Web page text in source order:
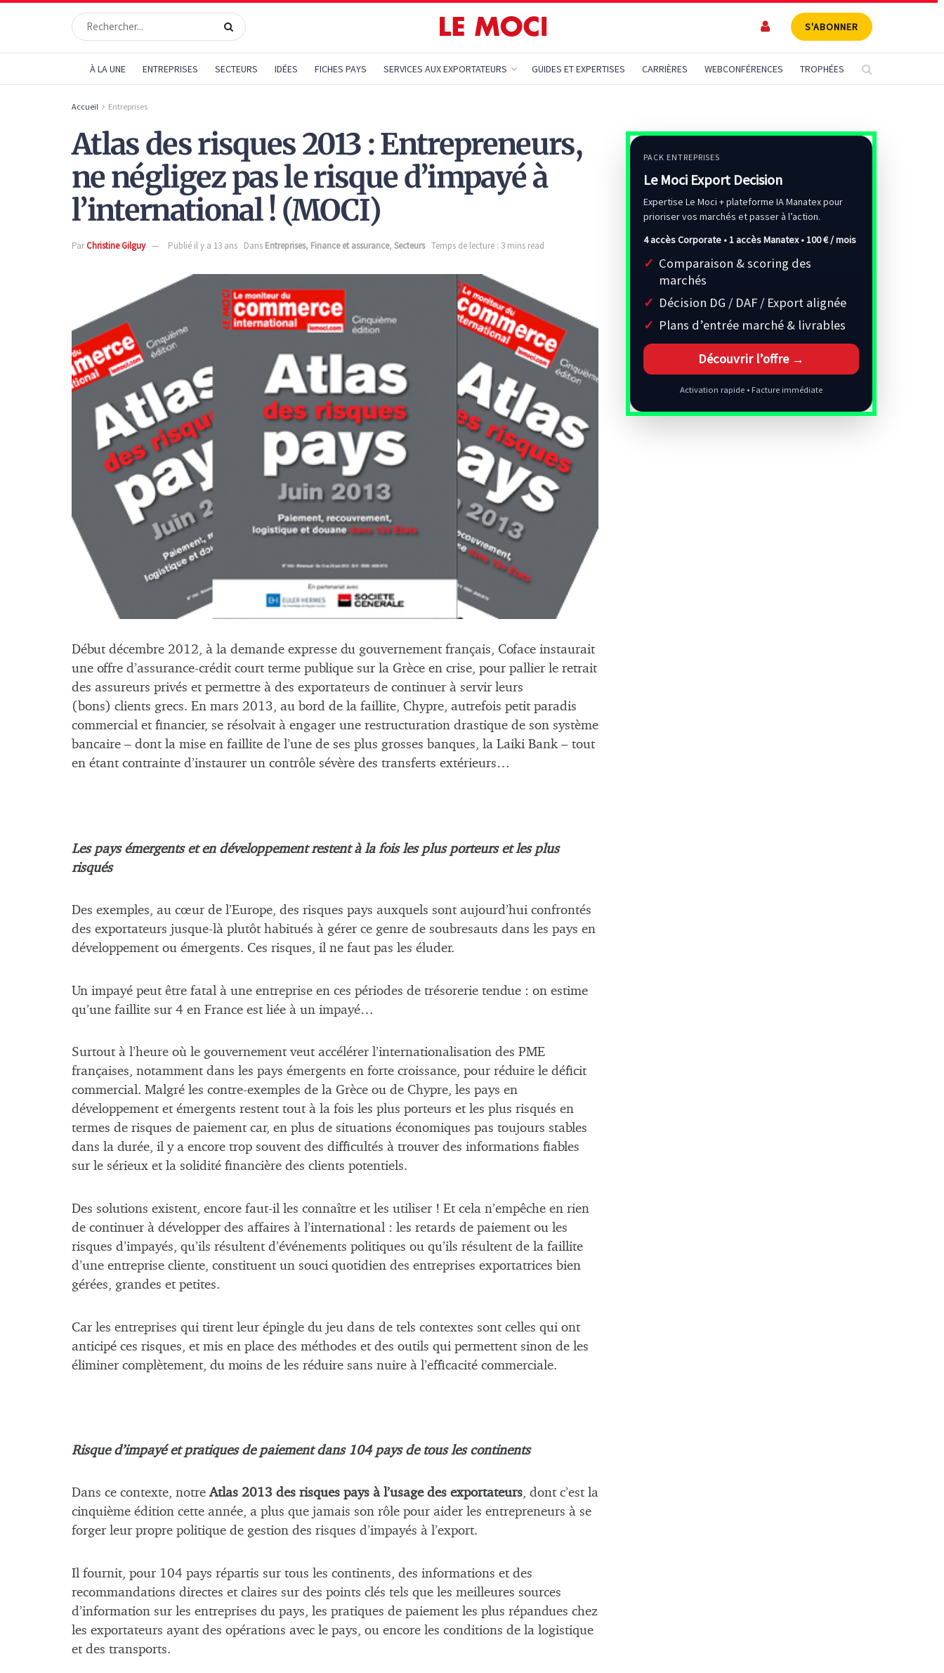
S'ABONNER
À LA UNE ENTREPRISES SECTEURS IDÉES FICHES PAYS SERVICES AUX EXPORTATEURS GUIDES ET EXPERTISES CARRIÈRES WEBCONFÉRENCES TROPHÉES
Accueil Entreprises
Atlas des risques 2013 : Entrepreneurs,
ne négligez pas le risque d’impayé à
l’international ! (MOCI)
ParChristine Gilguy Publié il y a 13 ans Dans Entreprises, Finance et assurance, Secteurs Temps de lecture : 3 mins read
Début décembre 2012, à la demande expresse du gouvernement français, Coface instaurait
une offre d’assurance-crédit court terme publique sur la Grèce en crise, pour pallier le retrait
des assureurs privés et permettre à des exportateurs de continuer à servir leurs
(bons) clients grecs. En mars 2013, au bord de la faillite, Chypre, autrefois petit paradis
commercial et financier, se résolvait à engager une restructuration drastique de son système
bancaire – dont la mise en faillite de l’une de ses plus grosses banques, la Laiki Bank – tout
en étant contrainte d’instaurer un contrôle sévère des transferts extérieurs…
Les pays émergents et en développement restent à la fois les plus porteurs et les plus
risqués
Des exemples, au cœur de l’Europe, des risques pays auxquels sont aujourd’hui confrontés
des exportateurs jusque-là plutôt habitués à gérer ce genre de soubresauts dans les pays en
développement ou émergents. Ces risques, il ne faut pas les éluder.
Un impayé peut être fatal à une entreprise en ces périodes de trésorerie tendue : on estime
qu’une faillite sur 4 en France est liée à un impayé…
Surtout à l’heure où le gouvernement veut accélérer l’internationalisation des PME
françaises, notamment dans les pays émergents en forte croissance, pour réduire le déficit
commercial. Malgré les contre-exemples de la Grèce ou de Chypre, les pays en
développement et émergents restent tout à la fois les plus porteurs et les plus risqués en
termes de risques de paiement car, en plus de situations économiques pas toujours stables
dans la durée, il y a encore trop souvent des difficultés à trouver des informations fiables
sur le sérieux et la solidité financière des clients potentiels.
Des solutions existent, encore faut-il les connaître et les utiliser ! Et cela n’empêche en rien
de continuer à développer des affaires à l’international : les retards de paiement ou les
risques d’impayés, qu’ils résultent d’événements politiques ou qu’ils résultent de la faillite
d’une entreprise cliente, constituent un souci quotidien des entreprises exportatrices bien
gérées, grandes et petites.
Car les entreprises qui tirent leur épingle du jeu dans de tels contextes sont celles qui ont
anticipé ces risques, et mis en place des méthodes et des outils qui permettent sinon de les
éliminer complètement, du moins de les réduire sans nuire à l’efficacité commerciale.
Risque d’impayé et pratiques de paiement dans 104 pays de tous les continents
Dans ce contexte, notreAtlas 2013 des risques pays à l’usage des exportateurs, dont c’est la
cinquième édition cette année, a plus que jamais son rôle pour aider les entrepreneurs à se
forger leur propre politique de gestion des risques d’impayés à l’export.
Il fournit, pour 104 pays répartis sur tous les continents, des informations et des
recommandations directes et claires sur des points clés tels que les meilleures sources
d’information sur les entreprises du pays, les pratiques de paiement les plus répandues chez
les exportateurs ayant des opérations avec le pays, ou encore les conditions de la logistique
et des transports.
PACK ENTREPRISES
Le Moci Export Decision
Expertise Le Moci + plateforme IA Manatex pour
prioriser vos marchés et passer à l’action.
4 accès Corporate • 1 accès Manatex •100 € / mois
Comparaison & scoring des
marchés
Décision DG / DAF / Export alignée
Plans d’entrée marché & livrables
Découvrir l’offre →
Activation rapide • Facture immédiate